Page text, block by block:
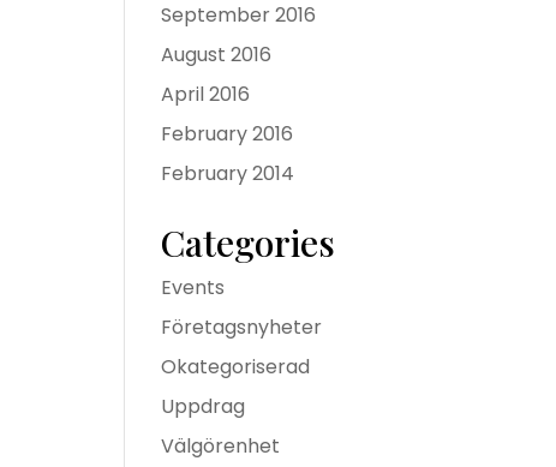
September 2016
August 2016
April 2016
February 2016
February 2014
Categories
Events
Företagsnyheter
Okategoriserad
Uppdrag
Välgörenhet